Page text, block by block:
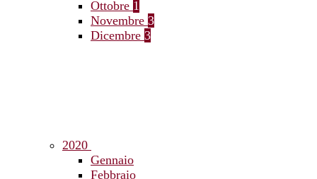
Ottobre 1
Novembre 3
Dicembre 3
2020
Gennaio
Febbraio